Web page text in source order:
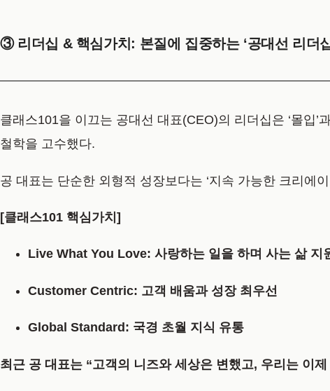
③ 리더십 & 핵심가치: 본질에 집중하는 ‘공대선 리더
클래스101을 이끄는 공대선 대표(CEO)의 리더십은 ‘몰입’
철학을 고수했다.
공 대표는 단순한 외형적 성장보다는 ‘지속 가능한 크리에
[클래스101 핵심가치]
Live What You Love: 사랑하는 일을 하며 사는 삶 지
Customer Centric: 고객 배움과 성장 최우선
Global Standard: 국경 초월 지식 유통
최근 공 대표는 “고객의 니즈와 세상은 변했고, 우리는 이